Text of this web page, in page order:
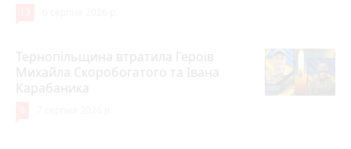
Тернопільщина втратила Героїв
Михайла Скоробогатого та Івана
Карабаника